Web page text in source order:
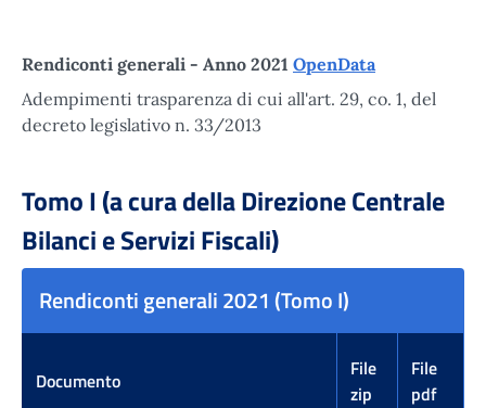
Rendiconti generali - Anno 2021 OpenData
Adempimenti trasparenza di cui all'art. 29, co. 1, del
decreto legislativo n. 33/2013
Tomo I (a cura della Direzione Centrale
Bilanci e Servizi Fiscali)
Rendiconti generali 2021 (Tomo I)
Documento
File
zip
File
pdf